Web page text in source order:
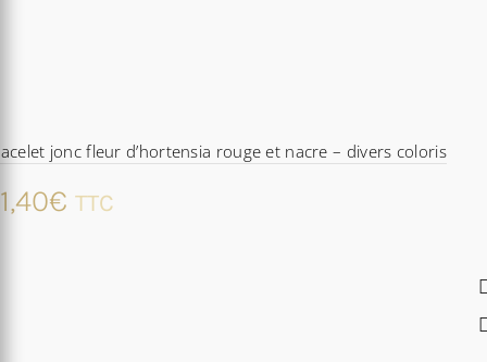
jonc fleur d’hortensia rouge et nacre – divers coloris
€ TTC